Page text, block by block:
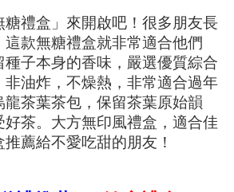
糖禮盒」來開啟吧！很多朋友長
款無糖禮盒就非常適合他們
種子本身的香味，嚴選優質綜合
非油炸，不燥熱，非常適合過年
茶葉茶包，保留茶葉原始韻
好茶。大方無印風禮盒，適合佳
薦給不愛吃甜的朋友！